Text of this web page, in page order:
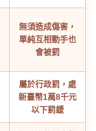
無須造成傷害，
單純互相動手也
會被罰
屬於行政罰，處
新臺幣1萬8千元
以下罰鍰